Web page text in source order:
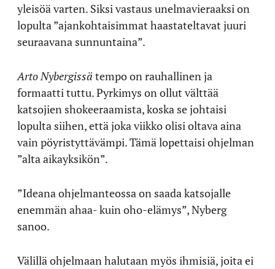
yleisöä varten. Siksi vastaus unelmavieraaksi on
lopulta ”ajankohtaisimmat haastateltavat juuri
seuraavana sunnuntaina”.
Arto Nybergissä tempo on rauhallinen ja
formaatti tuttu. Pyrkimys on ollut välttää
katsojien shokeeraamista, koska se johtaisi
lopulta siihen, että joka viikko olisi oltava aina
vain pöyristyttävämpi. Tämä lopettaisi ohjelman
”alta aikayksikön”.
”Ideana ohjelmanteossa on saada katsojalle
enemmän ahaa- kuin oho-elämys”, Nyberg
sanoo.
Välillä ohjelmaan halutaan myös ihmisiä, joita ei